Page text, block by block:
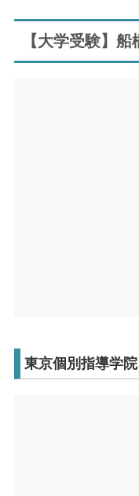
【大学受験】
東京個別指導学院